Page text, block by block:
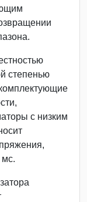
степенью
с низким
мс.